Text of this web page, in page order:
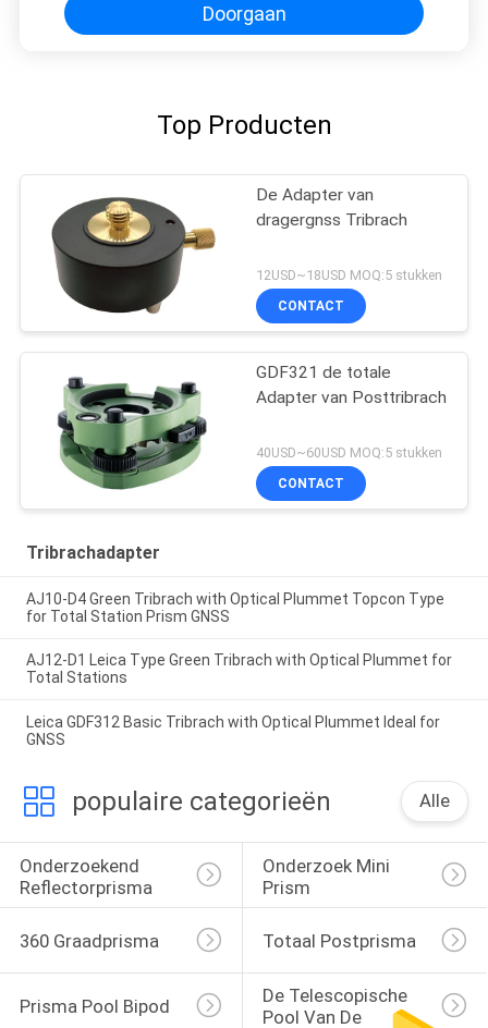
Doorgaan
Top Producten
De Adapter van
dragergnss Tribrach
12USD~18USD MOQ:5 stukken
CONTACT
GDF321 de totale
Adapter van Posttribrach
40USD~60USD MOQ:5 stukken
CONTACT
Tribrachadapter
AJ10-D4 Green Tribrach with Optical Plummet Topcon Type
for Total Station Prism GNSS
AJ12-D1 Leica Type Green Tribrach with Optical Plummet for
Total Stations
Leica GDF312 Basic Tribrach with Optical Plummet Ideal for
GNSS
populaire categorieën Alle
Onderzoekend
Reflectorprisma
Onderzoek Mini
Prism
360 Graadprisma Totaal Postprisma
Prisma Pool Bipod
De Telescopische
Pool Van De